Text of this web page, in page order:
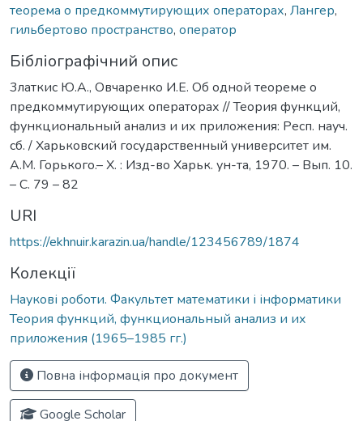
теорема о предкоммутирующих операторах, Лангер,
гильбертово пространство, оператор
Бібліографічний опис
3латкис Ю.А., Овчаренко И.Е. Об одной теореме о
предкоммутирующих операторах // Теория функций,
функциональный анализ и их приложения: Респ. науч.
сб. / Харьковский государственный университет им.
А.М. Горького.– Х. : Изд-во Харьк. ун-та, 1970. – Вып. 10.
– С. 79 – 82
URI
https://ekhnuir.karazin.ua/handle/123456789/1874
Колекції
Наукові роботи. Факультет математики і інформатики
Теория функций, функциональный анализ и их
приложения (1965–1985 гг.)
Повна інформація про документ
Google Scholar